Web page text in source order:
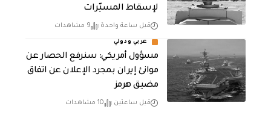
لإسقاط المسيّرات
قبل ساعة واحدة 9 مشاهدات
عربي ودولي
مسؤول أمريكي: سنرفع الحصار عن
موانئ إيران بمجرد الإعلان عن اتفاق
مضيق هرمز
قبل ساعتين 10 مشاهدات